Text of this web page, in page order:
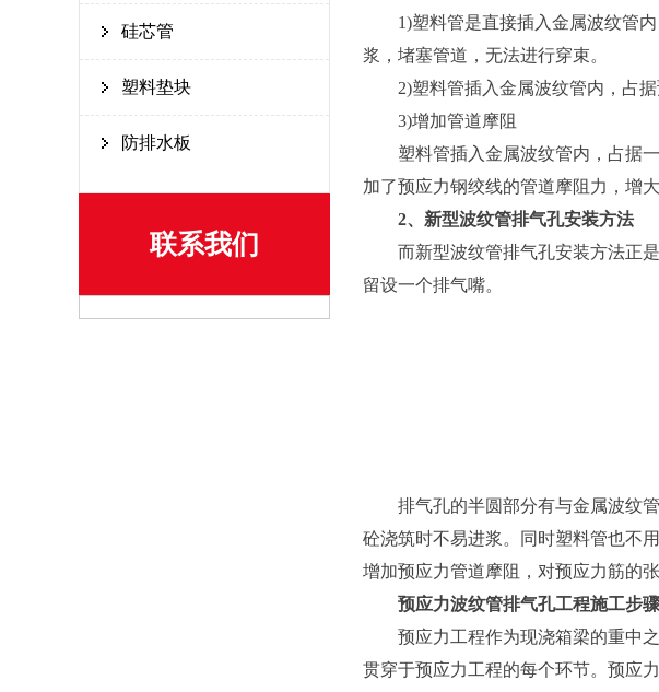
硅芯管
塑料垫块
防排水板
联系我们
1)塑料管是直接插入金属波纹管内
浆，堵塞管道，无法进行穿束。
2)塑料管插入金属波纹管内，占据
3)增加管道摩阻
塑料管插入金属波纹管内，占据一
加了预应力钢绞线的管道摩阻力，增
2、新型波纹管排气孔安装方法
而新型波纹管排气孔安装方法正是
留设一个排气嘴。
排气孔的半圆部分有与金属波纹管
砼浇筑时不易进浆。同时塑料管也不
增加预应力管道摩阻，对预应力筋的
预应力波纹管排气孔工程施工步骤
预应力工程作为现浇箱梁的重中之
贯穿于预应力工程的每个环节。预应